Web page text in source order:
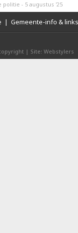
politie - 5 augustus '25
| Gemeente-info & links
| Site: Webstylers